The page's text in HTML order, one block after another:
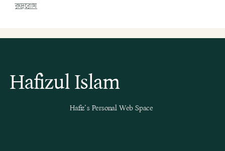
রুদ্ররোষ
Hafizul Islam
Hafiz’s Personal Web Space